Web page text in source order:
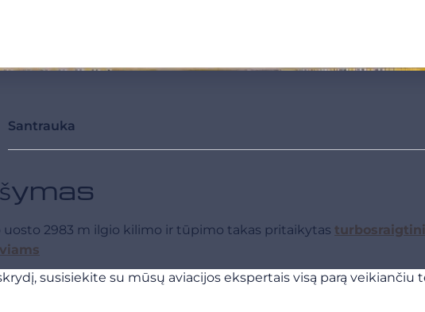
Santrauka
uosto 2983 m ilgio kilimo ir tūpimo takas pritaikytas
susisiekite su mūsų aviacijos ekspertais visą parą veikiančiu